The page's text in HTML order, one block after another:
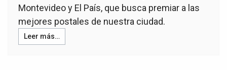
Montevideo y El País, que busca premiar a las
mejores postales de nuestra ciudad.
Leer más…